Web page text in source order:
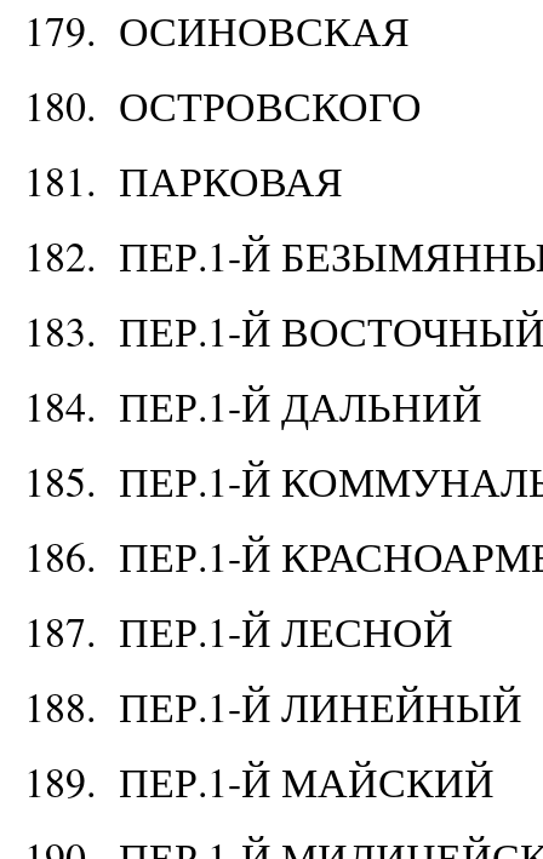
179. ОСИНОВСКАЯ
180. ОСТРОВСКОГО
181. ПАРКОВАЯ
182. ПЕР.1-Й
183. ПЕР.1-Й
184. ПЕР.1-Й ДАЛЬНИЙ
185. ПЕР.1-Й
186. ПЕР.1-Й
187. ПЕР.1-Й ЛЕСНОЙ
188. ПЕР.1-Й ЛИНЕЙНЫЙ
189. ПЕР.1-Й МАЙСКИЙ